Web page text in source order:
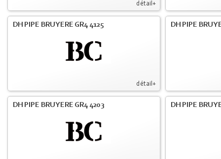
détail+
détail+
DH PIPE BRUYERE GR4 4125 DH PIPE
DH PIPE BRUYERE GR4 4203 DH PIPE